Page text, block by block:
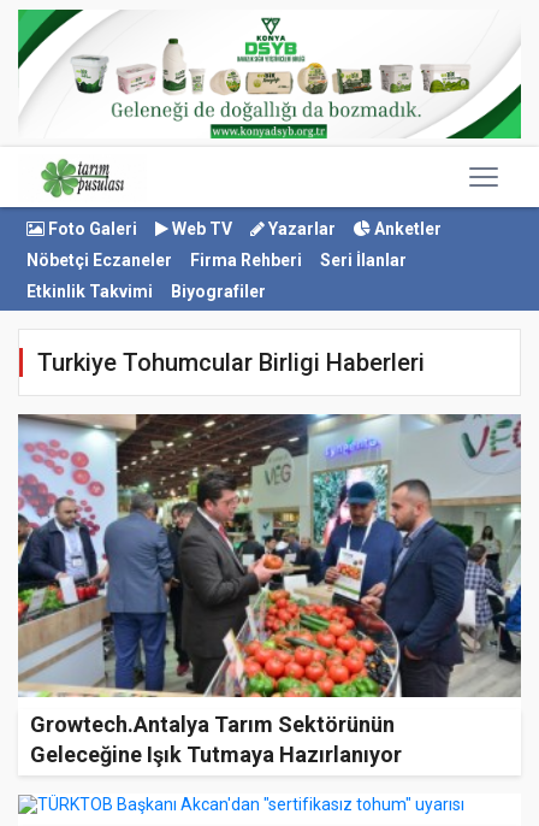
Foto Galeri Web TV Yazarlar
Anketler
Nöbetçi Eczaneler
Firma Rehberi
Seri İlanlar
Etkinlik Takvimi
Biyografiler
Turkiye Tohumcular Birligi Haberleri
Growtech.Antalya Tarım Sektörünün
Geleceğine Işık Tutmaya Hazırlanıyor